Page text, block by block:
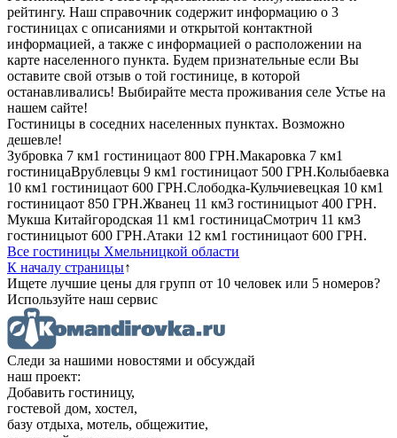
рейтингу. Наш справочник содержит информацию о 3
гостиницах с описаниями и открытой контактной
информацией, а также с информацией о расположении на
карте населенного пункта. Будем признательные если Вы
оставите свой отзыв о той гостинице, в которой
останавливались! Выбирайте места проживания селе Устье на
нашем сайте!
Гостиницы в соседних населенных пунктах. Возможно
дешевле!
Зубровка 7 км1 гостиницаот 800 ГРН.Макаровка 7 км1
гостиницаВрублевцы 9 км1 гостиницаот 500 ГРН.Колыбаевка
10 км1 гостиницаот 600 ГРН.Слободка-Кульчиевецкая 10 км1
гостиницаот 850 ГРН.Жванец 11 км3 гостиницыот 400 ГРН.
Мукша Китайгородская 11 км1 гостиницаСмотрич 11 км3
гостиницыот 600 ГРН.Атаки 12 км1 гостиницаот 600 ГРН.
Все гостиницы Хмельницкой области
К началу страницы↑
Ищете лучшие цены для групп от 10 человек или 5 номеров?
Используйте наш сервис
Следи за нашими новостями и обсуждай
наш проект:
Добавить гостиницу,
гостевой дом, хостел,
базу отдыха, мотель, общежитие,